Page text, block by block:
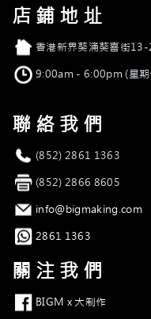
店鋪地址
店舖地址香港新界葵涌葵喜街
營業時間9:00am - 6:00pm (星期
聯絡我們
電話 (852) 2861 1363
傳真 (852) 2866 8605
電郵 info@bigmaking.com
Whatsapp
2861 1363
關注我們
Facebook
BIGM x 大制作